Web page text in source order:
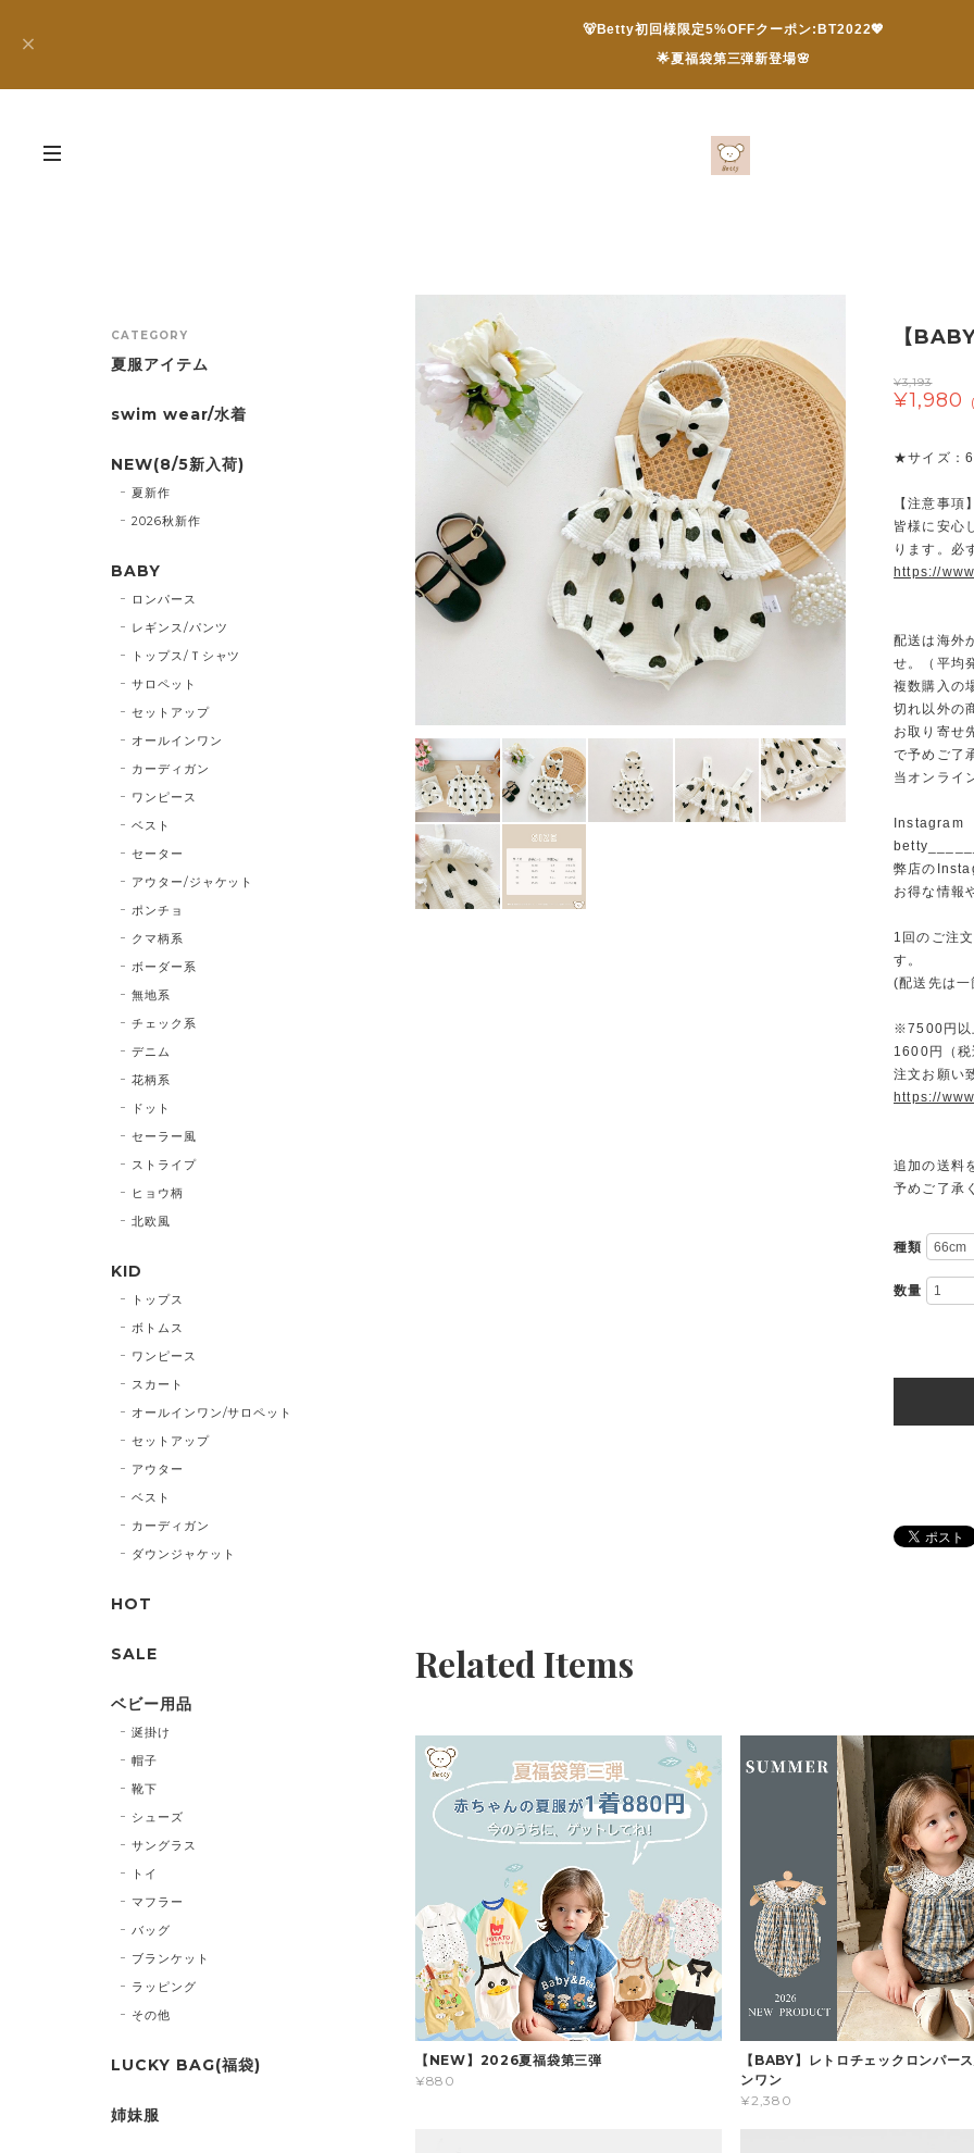
🐻Betty初回様限定5%OFFクーポン:BT2022💖
🌟夏福袋第三弾新登場🌸
【
¥3,193
¥1,980
★サイズ：
【注意事項
皆様に安心
ります。必
https://
配送は海外
せ。（平均
複数購入の
切れ以外の
お取り寄せ
で予めご了
当オンライ
Instagram
弊店の
お得な情報
1回のご注
す。
(配送先は
※7500円以
1600円（税
注文お願い
https://
追加の送料
予めご了承
種類
数量
Related Items
【NEW】2026夏福袋第三弾
¥880
【BABY】レトロチェックロンパー
ンワン
¥2,380
CATEGORY
夏服アイテム
swim wear/水着
NEW(8/5新入荷)
夏新作
2026秋新作
BABY
ロンパース
レギンス/パンツ
トップス/Ｔシャツ
サロペット
セットアップ
オールインワン
カーディガン
ワンピース
ベスト
セーター
アウター/ジャケット
ポンチョ
クマ柄系
ボーダー系
無地系
チェック系
デニム
花柄系
ドット
セーラー風
ストライプ
ヒョウ柄
北欧風
KID
トップス
ボトムス
ワンピース
スカート
オールインワン/サロペット
セットアップ
アウター
ベスト
カーディガン
ダウンジャケット
HOT
SALE
ベビー用品
涎掛け
帽子
靴下
シューズ
サングラス
トイ
マフラー
バッグ
ブランケット
ラッピング
その他
LUCKY BAG(福袋)
姉妹服